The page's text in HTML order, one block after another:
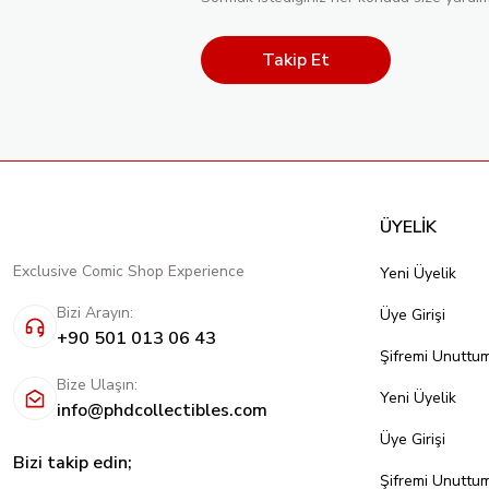
Takip Et
Exclusive Comic Shop Experience
Bizi Arayın:
+90 501 013 06 43
Bize Ulaşın:
info@phdcollectibles.com
Bizi takip edin;
ÜYELİK
Yeni Üyelik
Üye Girişi
Şifremi
Yeni Üyelik
Üye Girişi
Şifremi